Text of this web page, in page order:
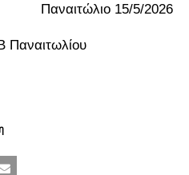
Παναιτώλιο 15/5/2026
Παναιτωλίου